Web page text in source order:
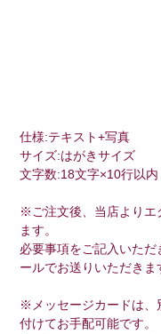
仕様:テキスト+写真
サイズ:はがきサイズ
文字数:18文字×10行以内
※ご注文後、当店よりエ
ます。
必要事項をご記入いた
ールでお送りいただきま
※メッセージカードは、
付けてお手配可能です。